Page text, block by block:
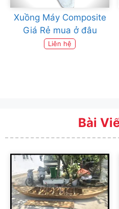
Xuồng Máy Composite
Giá Rẻ mua ở đâu
Liên hệ
Bài